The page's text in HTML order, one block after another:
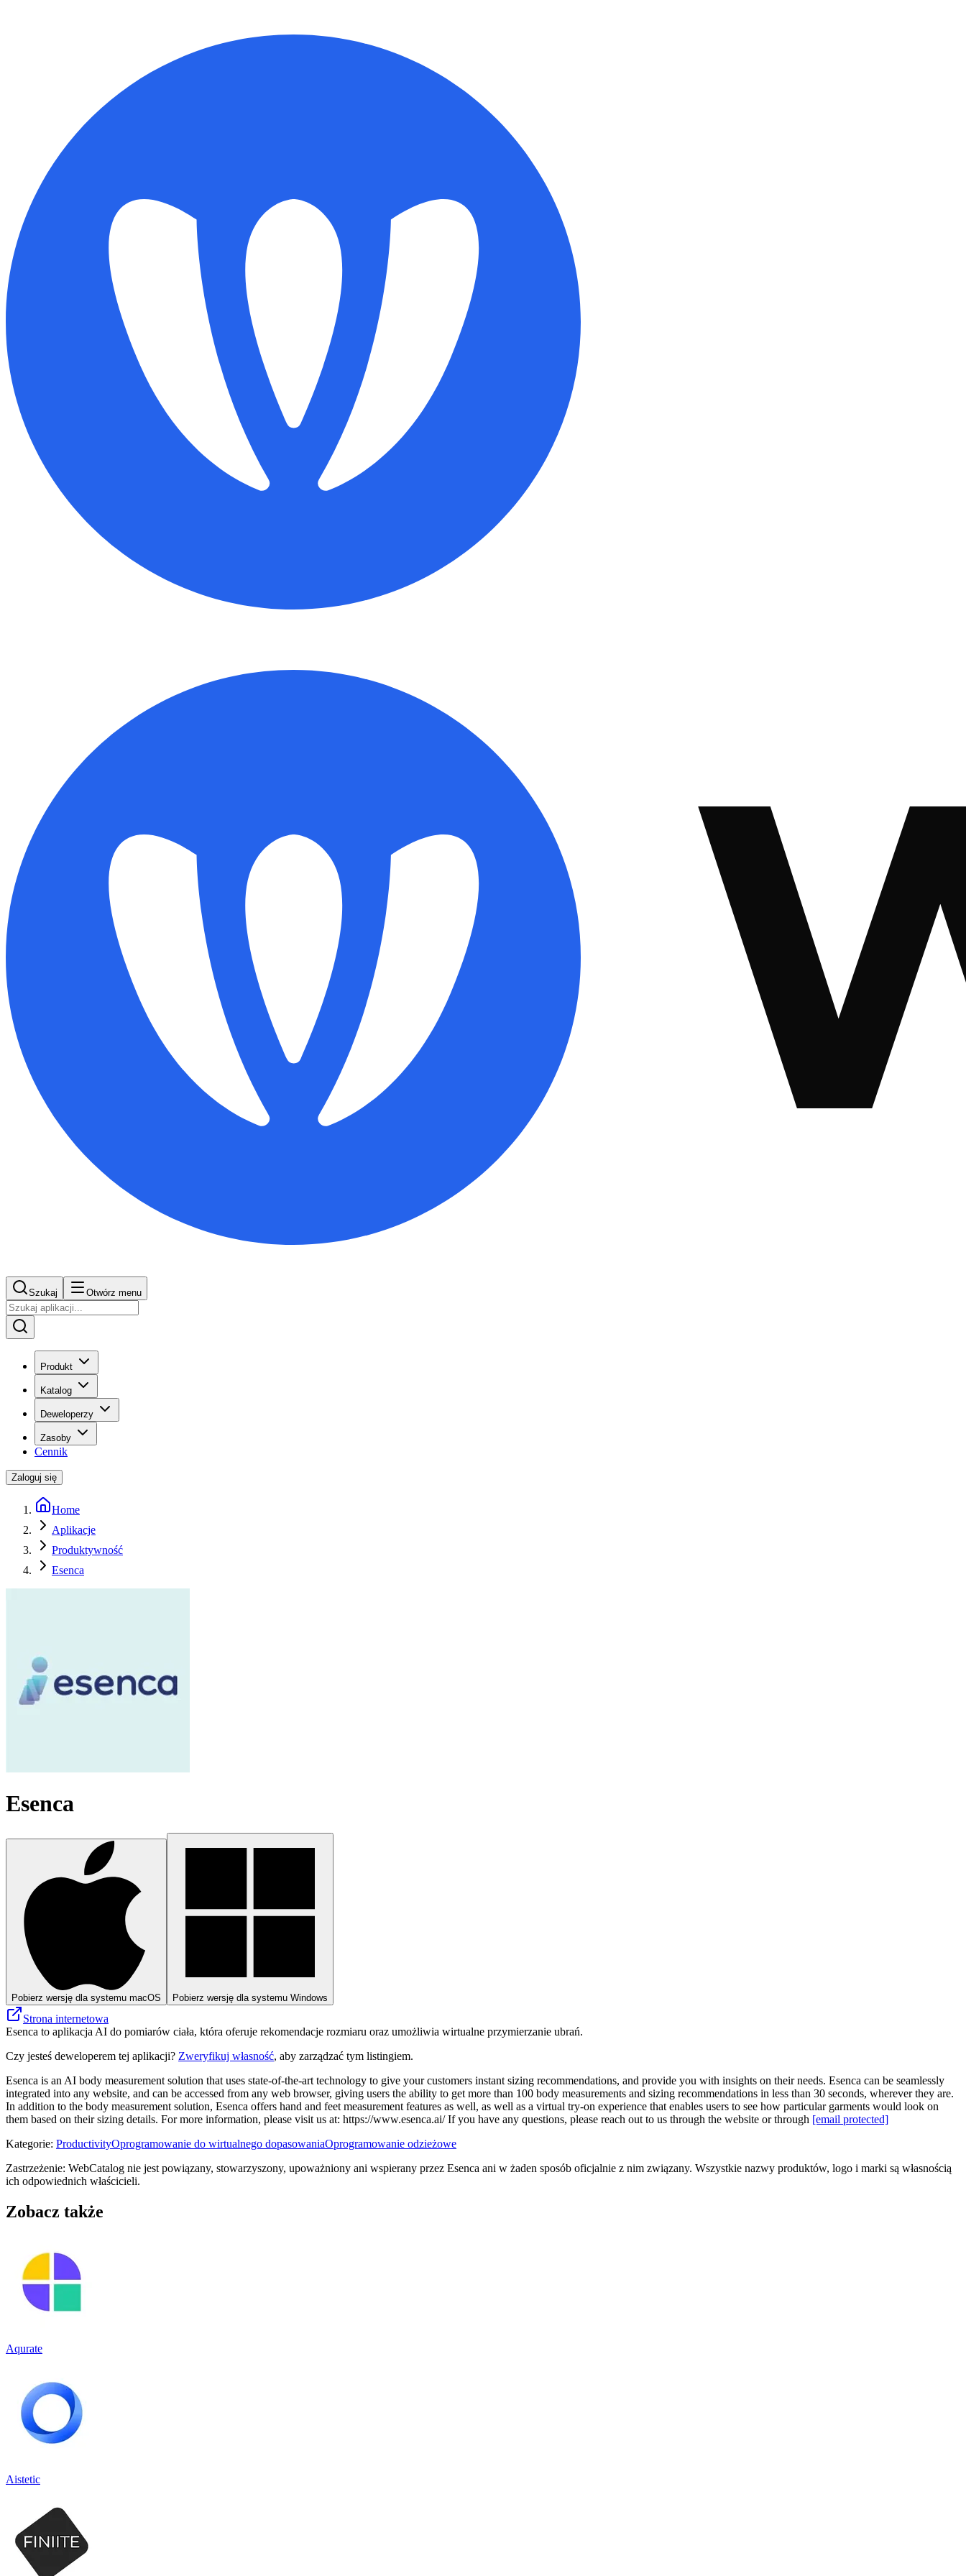
Szukaj Otwórz menu
Produkt
Katalog
Deweloperzy
Zasoby
Cennik
Zaloguj się
Home
Aplikacje
Produktywność
Esenca
Esenca
Pobierz wersję dla systemu macOS Pobierz wersję dla systemu Windows
Strona internetowa
Esenca to aplikacja AI do pomiarów ciała, która oferuje rekomendacje rozmiaru oraz umożliwia wirtualne przymierzanie ubrań.
Czy jesteś deweloperem tej aplikacji? Zweryfikuj własność, aby zarządzać tym listingiem.
Esenca is an AI body measurement solution that uses state-of-the-art technology to give your customers instant sizing recommendations, and provide you with insights on their needs. Esenca can be seamlessly
integrated into any website, and can be accessed from any web browser, giving users the ability to get more than 100 body measurements and sizing recommendations in less than 30 seconds, wherever they are.
In addition to the body measurement solution, Esenca offers hand and feet measurement features as well, as well as a virtual try-on experience that enables users to see how particular garments would look on
them based on their sizing details. For more information, please visit us at: https://www.esenca.ai/ If you have any questions, please reach out to us through the website or through [email protected]
Kategorie: ProductivityOprogramowanie do wirtualnego dopasowaniaOprogramowanie odzieżowe
Zastrzeżenie: WebCatalog nie jest powiązany, stowarzyszony, upoważniony ani wspierany przez Esenca ani w żaden sposób oficjalnie z nim związany. Wszystkie nazwy produktów, logo i marki są własnością
ich odpowiednich właścicieli.
Zobacz także
Aqurate
Aistetic